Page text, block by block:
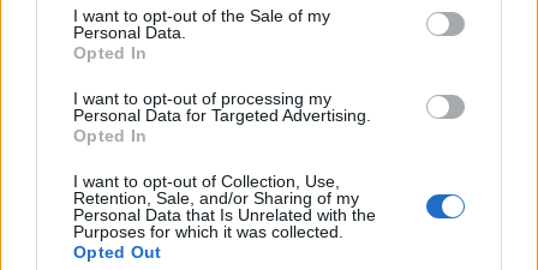
I want to opt-out of the Sale of my
Personal Data.
Opted In
I want to opt-out of processing my
Personal Data for Targeted Advertising.
Opted In
I want to opt-out of Collection, Use,
Retention, Sale, and/or Sharing of my
Personal Data that Is Unrelated with the
Purposes for which it was collected.
Opted Out
65 ειδικοί αναπνευστήρες, δωρεά της εταιρείας
«MYTILINEOS», παραδίδονται εντός των προσεχών
ημερών στο Υπουργείο Υγείας, προκειμένου να
εξοπλίσουν άμεσα αντίστοιχες νέες κλίνες στις
Μονάδες Εντατικής Θεραπείας των νοσοκομείων.
Ο Υπουργός Υγείας Βασίλης Κικίλιας ευχαριστεί
την εταιρεία «MYTILINEOS» για τη σημαντική
συμβολή της στην ενίσχυση του Εθνικού
Συστήματος Υγείας, για την αντιμετώπιση της
μεγάλης κρίσης Δημόσιας […]